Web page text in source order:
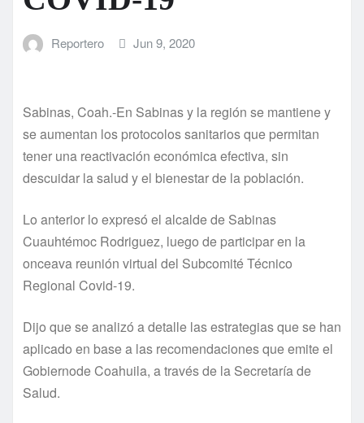
Reportero Jun 9, 2020
Sabinas, Coah.-En Sabinas y la región se mantiene y
se aumentan los protocolos sanitarios que permitan
tener una reactivación económica efectiva, sin
descuidar la salud y el bienestar de la población.
Lo anterior lo expresó el alcalde de Sabinas
Cuauhtémoc Rodriguez, luego de participar en la
onceava reunión virtual del Subcomité Técnico
Regional Covid-19.
Dijo que se analizó a detalle las estrategias que se han
aplicado en base a las recomendaciones que emite el
Gobiernode Coahuila, a través de la Secretaría de
Salud.